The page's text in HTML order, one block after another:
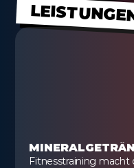
Fitnesstraining macht